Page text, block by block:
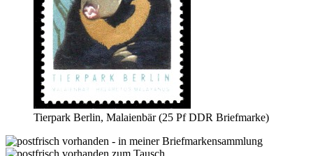
Tierpark Berlin, Malaienbär (25 Pf DDR Briefmarke)